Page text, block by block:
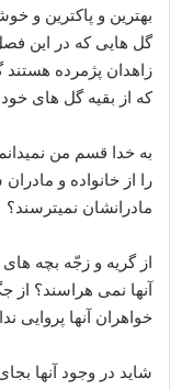
بهترین و پاکترین و
گل هایی که در این
زاهدان پژمرده
که از بقیه گل های خود
به خدا قسم من
را از خانواده و
مادرانشان نمیترسند؟
از گریه و زجّه بچه
آنها نمی هراسند؟
خواهران آنها پروایی
شاید در وجود آنها